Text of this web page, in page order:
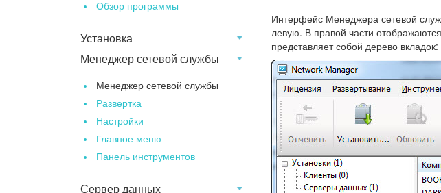
Обзор программы
Установка
Менеджер сетевой службы
Менеджер сетевой службы
Развертка
Настройки
Главное меню
Панель инструментов
Сервер данных
Интерфейс Менеджера сетевой
левую. В правой части
представляет собой дерево вкладок: